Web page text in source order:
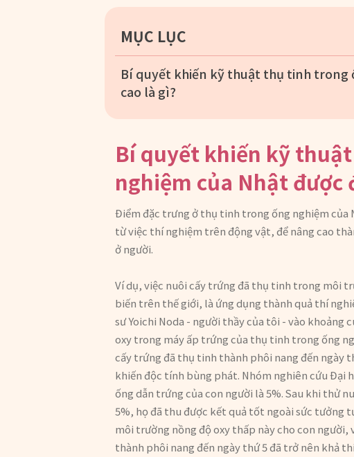
MỤC LỤC
Bí quyết khiến kỹ thuật thụ tinh trong
cao là gì?
Bí quyết khiến kỹ
nghiệm của Nhật được
Điểm đặc trưng ở thụ tinh trong ống nghiệm của
từ việc thí nghiệm trên động vật, để nâng cao
ở người.
Ví dụ, việc nuôi cấy trứng đã thụ tinh trong môi
biến trên thế giới, là ứng dụng thành quả thí
sư Yoichi Noda - người thầy của tôi - vào khoảng
oxy trong máy ấp trứng của thụ tinh trong ống
cấy trứng đã thụ tinh thành phôi nang đến ngày
khiến độc tính bùng phát. Nhóm nghiên cứu Đại
ống dẫn trứng của con người là 5%. Sau khi thử
5%, họ đã thu được kết quả tốt ngoài sức tưởng
môi trường nồng độ oxy thấp này cho con
thành phôi nang đến ngày thứ 5 đã trở nên khả